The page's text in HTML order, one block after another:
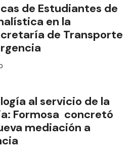
de Estudiantes de
en la
de Transporte
al servicio de la
Formosa concretó
mediación a